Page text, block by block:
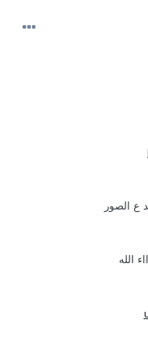
ع الصور
الله